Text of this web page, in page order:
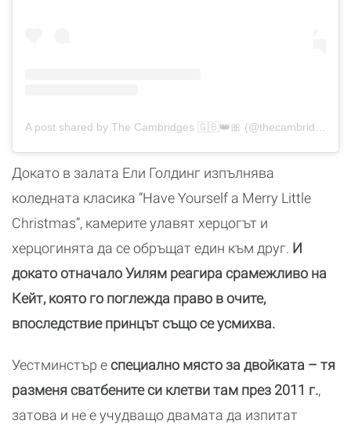
Докато в залата Ели Голдинг изпълнява
коледната класика “Have Yourself a Merry Little
Christmas”, камерите улавят херцогът и
херцогинята да се обръщат един към друг. И
докато отначало Уилям реагира срамежливо на
Кейт, която го поглежда право в очите,
впоследствие принцът също се усмихва.
Уестминстър еспециално място за двойката – тя
разменя сватбените си клетви там през 2011 г.,
затова и не е учудващо двамата да изпитат